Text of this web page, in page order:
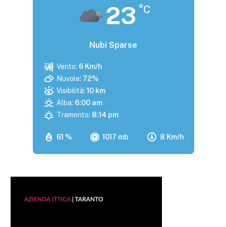
23 °C
Nubi Sparse
61 % 1017 mb 8 Km/h
Vento: 6 Km/h
Nuvole: 72%
Visibilità: 10 km
Alba: 6:00 am
Tramonto: 8:14 pm